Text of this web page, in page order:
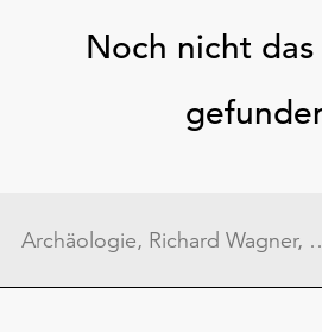
Noch nicht